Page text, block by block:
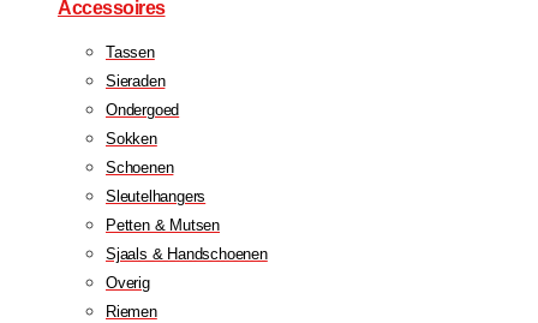
Accessoires
Tassen
Sieraden
Ondergoed
Sokken
Schoenen
Sleutelhangers
Petten & Mutsen
Sjaals & Handschoenen
Overig
Riemen